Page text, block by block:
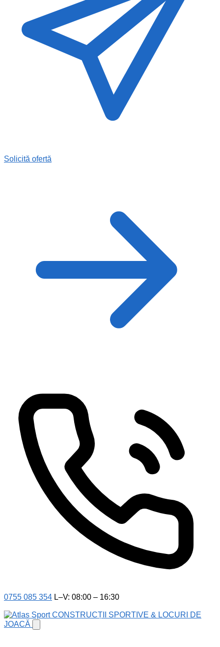
Solicită ofertă
0755 085 354 L–V: 08:00 – 16:30
CONSTRUCȚII SPORTIVE & LOCURI DE
JOACĂ